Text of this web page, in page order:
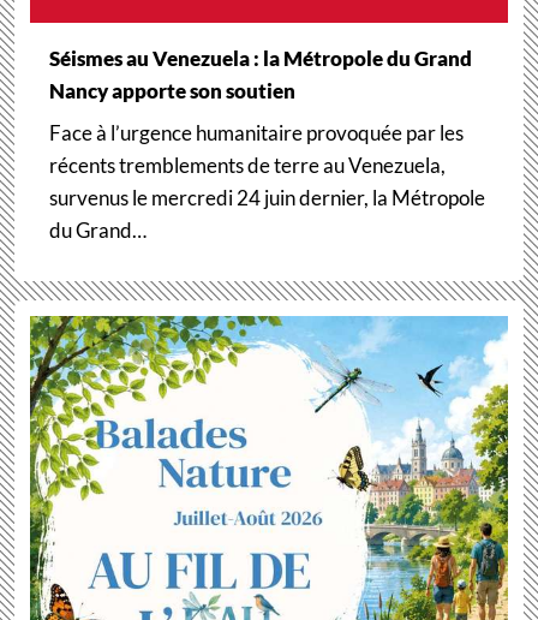
Séismes au Venezuela : la Métropole du Grand
Nancy apporte son soutien
Face à l’urgence humanitaire provoquée par les
récents tremblements de terre au Venezuela,
survenus le mercredi 24 juin dernier, la Métropole
du Grand…